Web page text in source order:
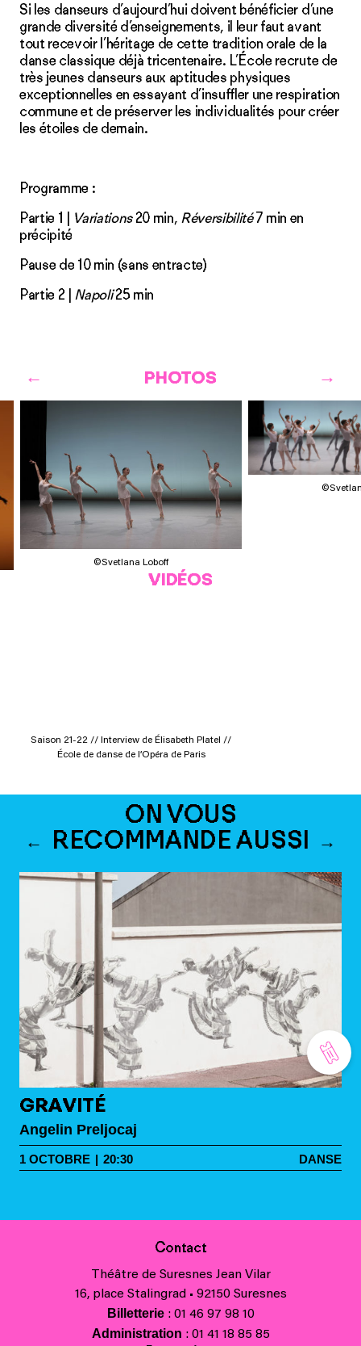
Si les danseurs d’aujourd’hui doivent bénéficier d’une
grande diversité d’enseignements, il leur faut avant
tout recevoir l’héritage de cette tradition orale de la
danse classique déjà tricentenaire. L’École recrute de
très jeunes danseurs aux aptitudes physiques
exceptionnelles en essayant d’insuffler une respiration
commune et de préserver les individualités pour créer
les étoiles de demain.
Programme :
Partie 1 |
Variations20 min, Réversibilité7 min en
précipité
Pause de 10 min (sans entracte)
Partie 2 | Napoli25 min
PHOTOS
©Svetlana Loboff
VIDÉOS
Saison 21-22 // Interview de Élisabeth Platel //
École de danse de l’Opéra de Paris
ON VOUS
RECOMMANDE AUSSI
GRAVITÉ
Angelin Preljocaj
1 OCTOBRE | 20:30 DANSE
Contact
Théâtre de Suresnes Jean Vilar
16, place Stalingrad • 92150 Suresnes
Billetterie: 01 46 97 98 10
Administration : 01 41 18 85 85